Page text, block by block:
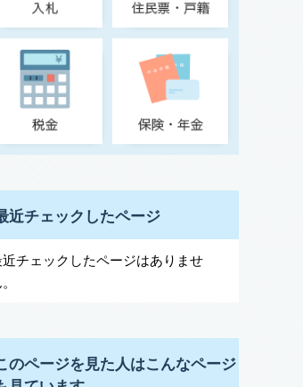
近チェックしたページ
近チェックしたページはありませ
のページを見た人はこんなページ